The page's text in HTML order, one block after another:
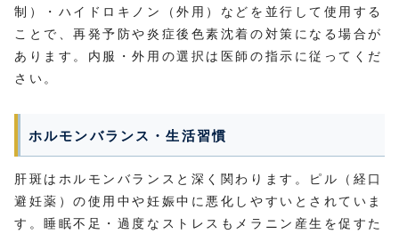
制）・ハイドロキノン（外用）などを並行して使用する
ことで、再発予防や炎症後色素沈着の対策になる場合が
あります。内服・外用の選択は医師の指示に従ってくだ
さい。
ホルモンバランス・生活習慣
肝斑はホルモンバランスと深く関わります。ピル（経口
避妊薬）の使用中や妊娠中に悪化しやすいとされていま
す。睡眠不足・過度なストレスもメラニン産生を促すた